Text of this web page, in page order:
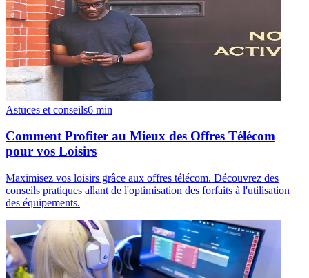
Astuces et conseils6 min
Comment Profiter au Mieux des Offres Télécom
pour vos Loisirs
Maximisez vos loisirs grâce aux offres télécom. Découvrez des
conseils pratiques allant de l'optimisation des forfaits à l'utilisation
des équipements.